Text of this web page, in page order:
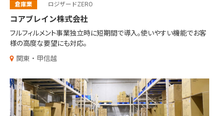
倉庫業 ロジザードZERO
コアブレイン株式会社
フルフィルメント事業独立時に短期間で導入。使いやすい機能でお客
様の高度な要望にも対応。
関東・甲信越